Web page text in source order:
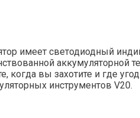
имеет светодиодный
аккумуляторной
вы захотите и где
инструментов V20.